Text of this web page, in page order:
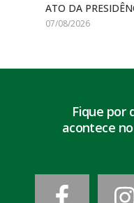
ATO DA
07/08/2026
Fique por
acontece